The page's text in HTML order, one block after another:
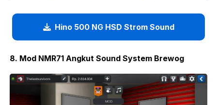
Hino 500 NG HSD Strom Sound
8. Mod NMR71 Angkut Sound System Brewog